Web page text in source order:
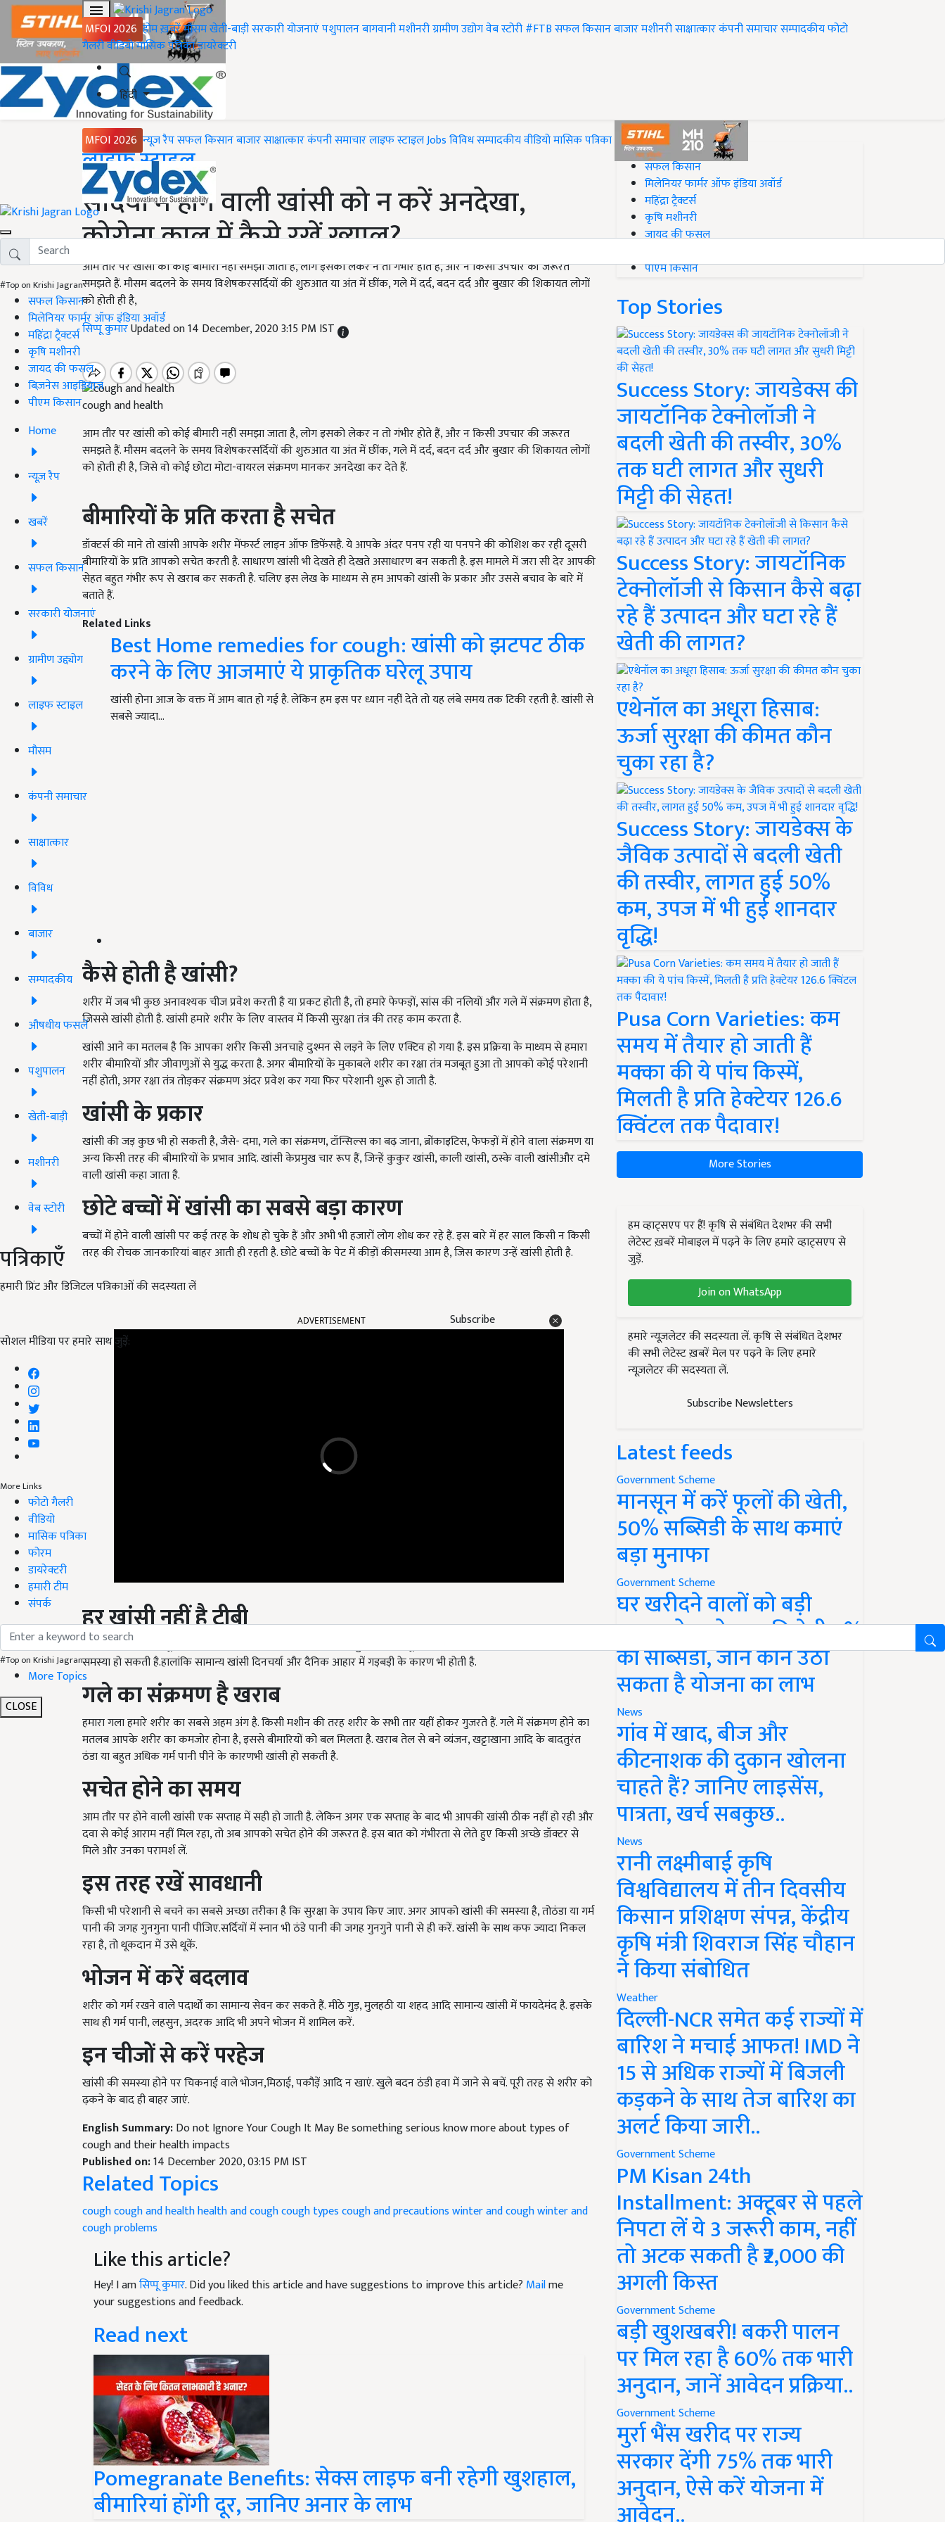
MFOI 2026 होमख़बरेंमौसमखेती-बाड़ीसरकारी योजनाएंपशुपालनबागवानीमशीनरीग्रामीण उद्योगवेब स्टोरी#FTBसफल किसानबाजारमशीनरीसाक्षात्कारकंपनी समाचारसम्पादकीयफोटो
गैलरीवीडियोमासिक पत्रिकाडायरेक्टरी
हिंदी
MFOI 2026 न्यूज़ रैपसफल किसानबाजारसाक्षात्कारकंपनी समाचारलाइफ स्टाइलJobsविविधसम्पादकीयवीडियोमासिक पत्रिका
#Top on Krishi Jagran
सफल किसान
मिलेनियर फार्मर ऑफ इंडिया अवॉर्ड
महिंद्रा ट्रैक्टर्स
कृषि मशीनरी
जायद की फसल
बिज़नेस आइडियाज
पीएम किसान
Home
न्यूज़ रैप
खबरें
सफल किसान
सरकारी योजनाएं
ग्रामीण उद्द्योग
लाइफ स्टाइल
मौसम
कंपनी समाचार
साक्षात्कार
विविध
बाजार
सम्पादकीय
औषधीय फसलें
पशुपालन
खेती-बाड़ी
मशीनरी
वेब स्टोरी
पत्रिकाएँ
हमारी प्रिंट और डिजिटल पत्रिकाओं की सदस्यता लें
Subscribe
सोशल मीडिया पर हमारे साथ जुड़ें:
More Links
फोटो गैलरी
वीडियो
मासिक पत्रिका
फोरम
डायरेक्टरी
हमारी टीम
संपर्क
#Top on Krishi Jagran
More Topics
CLOSE
Home
लाइफ स्टाइल
सर्दियों में होने वाली खांसी को न करें अनदेखा,
कोरोना काल में कैसे रखें ख्याल?
आम तौर पर खांसी को कोई बीमारी नहीं समझा जाता है, लोग इसको लेकर न तो गंभीर होते हैं, और न किसी उपचार की जरूरत
समझते हैं. मौसम बदलने के समय विशेषकरसर्दियों की शुरुआत या अंत में छींक, गले में दर्द, बदन दर्द और बुखार की शिकायत लोगों
को होती ही है,
सिप्पू कुमारUpdated on 14 December, 2020 3:15 PM IST
cough and health
आम तौर पर खांसी को कोई बीमारी नहीं समझा जाता है, लोग इसको लेकर न तो गंभीर होते हैं, और न किसी उपचार की जरूरत
समझते हैं. मौसम बदलने के समय विशेषकरसर्दियों की शुरुआत या अंत में छींक, गले में दर्द, बदन दर्द और बुखार की शिकायत लोगों
को होती ही है, जिसे वो कोई छोटा मोटा-वायरल संक्रमण मानकर अनदेखा कर देते हैं.
बीमारियों के प्रति करता है सचेत
डॉक्टर्स की माने तो खांसी आपके शरीर मेंफर्स्ट लाइन ऑफ डिफेंसहै. ये आपके अंदर पनप रही या पनपने की कोशिश कर रही दूसरी
बीमारियों के प्रति आपको सचेत करती है. साधारण खांसी भी देखते ही देखते असाधारण बन सकती है. इस मामले में जरा सी देर आपकी
सेहत बहुत गंभीर रूप से खराब कर सकती है. चलिए इस लेख के माध्यम से हम आपको खांसी के प्रकार और उससे बचाव के बारे में
बताते हैं.
Related Links
Best Home remedies for cough: खांसी को झटपट ठीक
करने के लिए आजमाएं ये प्राकृतिक घरेलू उपाय
खांसी होना आज के वक्त में आम बात हो गई है. लेकिन हम इस पर ध्यान नहीं देते तो यह लंबे समय तक टिकी रहती है. खांसी से
सबसे ज्यादा…
कैसे होती है खांसी?
शरीर में जब भी कुछ अनावश्यक चीज प्रवेश करती है या प्रकट होती है, तो हमारे फेफड़ों, सांस की नलियों और गले में संक्रमण होता है,
जिससे खांसी होती है. खांसी हमारे शरीर के लिए वास्तव में किसी सुरक्षा तंत्र की तरह काम करता है.
खांसी आने का मतलब है कि आपका शरीर किसी अनचाहे दुश्मन से लड़ने के लिए एक्टिव हो गया है. इस प्रक्रिया के माध्यम से हमारा
शरीर बीमारियों और जीवाणुओं से युद्ध करता है. अगर बीमारियों के मुकाबले शरीर का रक्षा तंत्र मजबूत हुआ तो आपको कोई परेशानी
नहीं होती, अगर रक्षा तंत्र तोड़कर संक्रमण अंदर प्रवेश कर गया फिर परेशानी शुरू हो जाती है.
खांसी के प्रकार
खांसी की जड़ कुछ भी हो सकती है, जैसे- दमा, गले का संक्रमण, टॉन्सिल्स का बढ़ जाना, ब्रोंकाइटिस, फेफड़ों में होने वाला संक्रमण या
अन्य किसी तरह की बीमारियों के प्रभाव आदि. खांसी केप्रमुख चार रूप हैं, जिन्हें कुकुर खांसी, काली खांसी, ठस्के वाली खांसीऔर दमे
वाली खांसी कहा जाता है.
छोटे बच्चों में खांसी का सबसे बड़ा कारण
बच्चों में होने वाली खांसी पर कई तरह के शोध हो चुके हैं और अभी भी हजारों लोग शोध कर रहे हैं. इस बारे में हर साल किसी न किसी
तरह की रोचक जानकारियां बाहर आती ही रहती है. छोटे बच्चों के पेट में कीड़ों कीसमस्या आम है, जिस कारण उन्हें खांसी होती है.
हर खांसी नहीं है टीबी
खांसी को गीली और सूखी दो वर्गों में बांटा जा सकता है. अगर आपको बहुत समय से सूखी खांसी है, तो संभावना है कि आपको टीबी की
समस्या हो सकती है.हालांकि सामान्य खांसी दिनचर्या और दैनिक आहार में गड़बड़ी के कारण भी होती है.
गले का संक्रमण है खराब
हमारा गला हमारे शरीर का सबसे अहम अंग है. किसी मशीन की तरह शरीर के सभी तार यहीं होकर गुजरते हैं. गले में संक्रमण होने का
मतलब आपके शरीर का कमजोर होना है, इससे बीमारियों को बल मिलता है. खराब तेल से बने व्यंजन, खट्टाखाना आदि के बादतुरंत
ठंडा या बहुत अधिक गर्म पानी पीने के कारणभी खांसी हो सकती है.
सचेत होने का समय
आम तौर पर होने वाली खांसी एक सप्ताह में सही हो जाती है. लेकिन अगर एक सप्ताह के बाद भी आपकी खांसी ठीक नहीं हो रही और
दवा से कोई आराम नहीं मिल रहा, तो अब आपको सचेत होने की जरूरत है. इस बात को गंभीरता से लेते हुए किसी अच्छे डॉक्टर से
मिले और उनका परामर्श लें.
इस तरह रखें सावधानी
किसी भी परेशानी से बचने का सबसे अच्छा तरीका है कि सुरक्षा के उपाय किए जाए. अगर आपको खांसी की समस्या है, तोठंडा या गर्म
पानी की जगह गुनगुना पानी पीजिए.सर्दियों में स्नान भी ठंडे पानी की जगह गुनगुने पानी से ही करें. खांसी के साथ कफ ज्यादा निकल
रहा है, तो थूकदान में उसे थूकें.
भोजन में करें बदलाव
शरीर को गर्म रखने वाले पदार्थों का सामान्य सेवन कर सकते हैं. मीठे गुड़, मुलहठी या शहद आदि सामान्य खांसी में फायदेमंद है. इसके
साथ ही गर्म पानी, लहसुन, अदरक आदि भी अपने भोजन में शामिल करें.
इन चीजों से करें परहेज
खांसी की समस्या होने पर चिकनाई वाले भोजन,मिठाई, पकौड़ें आदि न खाएं. खुले बदन ठंडी हवा में जाने से बचें. पूरी तरह से शरीर को
ढ़कने के बाद ही बाहर जाएं.
English Summary:
cough and their health impacts
Published on:14 December 2020, 03:15 PM IST
Related Topics
cough cough and health health and cough
cough problems
Like this article?
Hey! I amसिप्पू कुमार . Did you liked this article and have suggestions to improve this article?
your suggestions and feedback.
Read next
Pomegranate Benefits: सेक्स लाइफ बनी रहेगी खुशहाल,
बीमारियां होंगी दूर, जानिए अनार के लाभ
#Top on Krishi Jagran
सफल किसान
मिलेनियर फार्मर ऑफ इंडिया अवॉर्ड
महिंद्रा ट्रैक्टर्स
कृषि मशीनरी
जायद की फसल
पीएम किसान
Top Stories
Success Story: जायडेक्स की
जायटॉनिक टेक्नोलॉजी ने
बदली खेती की तस्वीर, 30%
तक घटी लागत और सुधरी
मिट्टी की सेहत!
Success Story: जायटॉनिक
टेक्नोलॉजी से किसान कैसे बढ़ा
रहे हैं उत्पादन और घटा रहे हैं
खेती की लागत?
एथेनॉल का अधूरा हिसाब:
ऊर्जा सुरक्षा की कीमत कौन
चुका रहा है?
Success Story: जायडेक्स के
जैविक उत्पादों से बदली खेती
की तस्वीर, लागत हुई 50%
कम, उपज में भी हुई शानदार
वृद्धि!
Pusa Corn Varieties: कम
समय में तैयार हो जाती हैं
मक्का की ये पांच किस्में,
मिलती है प्रति हेक्टेयर 126.6
क्विंटल तक पैदावार!
More Stories
हम व्हाट्सएप पर हैं! कृषि से संबंधित देशभर की सभी
लेटेस्ट ख़बरें मोबाइल में पढ़ने के लिए हमारे व्हाट्सएप से
जुड़ें.
Join on WhatsApp
हमारे न्यूज़लेटर की सदस्यता लें. कृषि से संबंधित देशभर
की सभी लेटेस्ट ख़बरें मेल पर पढ़ने के लिए हमारे
न्यूज़लेटर की सदस्यता लें.
Subscribe Newsletters
Latest feeds
Government Scheme
मानसून में करें फूलों की खेती,
50% सब्सिडी के साथ कमाएं
बड़ा मुनाफा
Government Scheme
घर खरीदने वालों को बड़ी
राहत, होम लोन पर मिलेगी 4%
की सब्सिडी, जानें कौन उठा
सकता है योजना का लाभ
News
गांव में खाद, बीज और
कीटनाशक की दुकान खोलना
चाहते हैं? जानिए लाइसेंस,
पात्रता, खर्च सबकुछ..
News
रानी लक्ष्मीबाई कृषि
विश्वविद्यालय में तीन दिवसीय
किसान प्रशिक्षण संपन्न, केंद्रीय
कृषि मंत्री शिवराज सिंह चौहान
ने किया संबोधित
Weather
दिल्ली-NCR समेत कई राज्यों में
बारिश ने मचाई आफत! IMD ने
15 से अधिक राज्यों में बिजली
कड़कने के साथ तेज बारिश का
अलर्ट किया जारी..
Government Scheme
PM Kisan 24th
Installment: अक्टूबर से पहले
निपटा लें ये 3 जरूरी काम, नहीं
तो अटक सकती है ₹2,000 की
अगली किस्त
Government Scheme
बड़ी खुशखबरी! बकरी पालन
पर मिल रहा है 60% तक भारी
अनुदान, जानें आवेदन प्रक्रिया..
Government Scheme
मुर्रा भैंस खरीद पर राज्य
सरकार देंगी 75% तक भारी
अनुदान, ऐसे करें योजना में